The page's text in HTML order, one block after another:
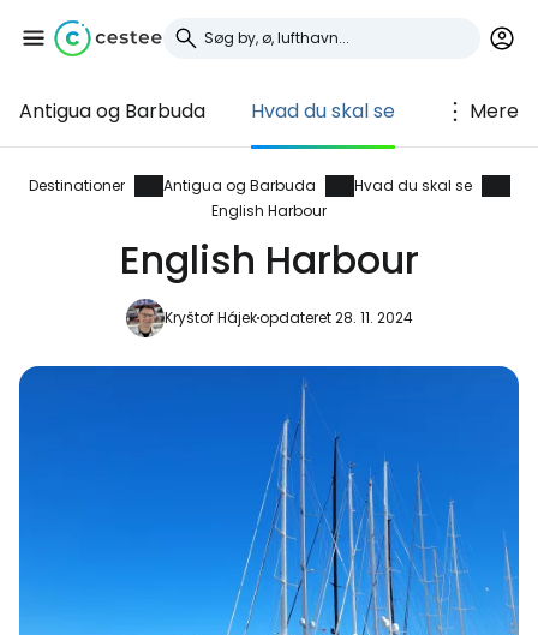
Antigua og Barbuda Hvad du skal se Mere
Destinationer Antigua og Barbuda
Hvad du skal se
English Harbour
English Harbour
Kryštof Hájekopdateret 28. 11. 2024
Log ind på Cestee
... det verdensomspændende
rejsefællesskab
Fortsæt med Facebook
Fortsæt med e-mail